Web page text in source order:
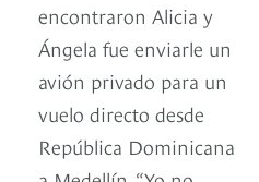
encontraron Alicia y
Ángela fue enviarle un
avión privado para un
vuelo directo desde
República Dominicana